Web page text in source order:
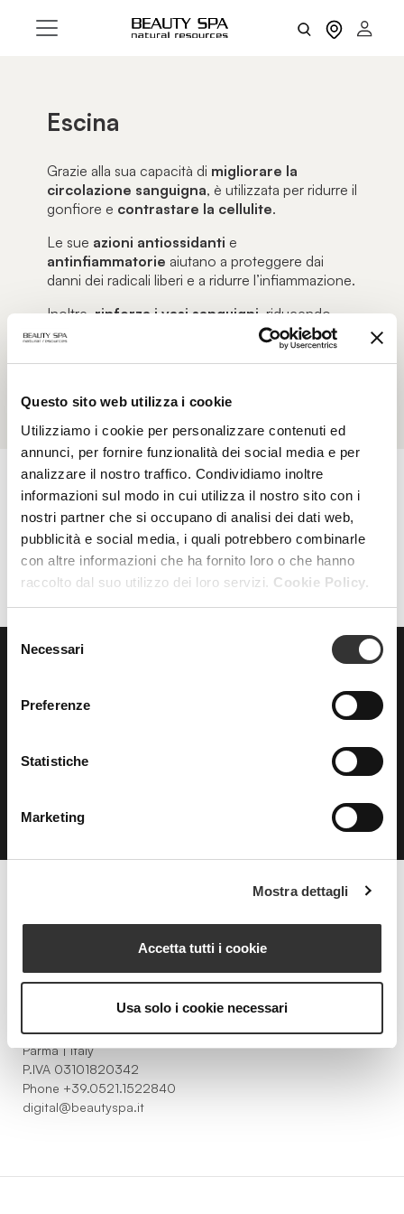
Questo sito web utilizza i cookie
Utilizziamo i cookie per personalizzare contenuti ed
annunci, per fornire funzionalità dei social media e per
analizzare il nostro traffico. Condividiamo inoltre
informazioni sul modo in cui utilizza il nostro sito con i
nostri partner che si occupano di analisi dei dati web,
pubblicità e social media, i quali potrebbero combinarle
con altre informazioni che ha fornito loro o che hanno
raccolto dal suo utilizzo dei loro servizi. Cookie Policy.
Selezione
delNecessari
Preferenze
Statistiche
Marketing
Mostra dettagli
Accetta tutti i cookie
Usa solo i cookie necessari
Escina
Grazie alla sua capacità di migliorare la
circolazione sanguigna, è utilizzata per ridurre il
gonfiore e contrastare la cellulite.
Le sue azioni antiossidanti e
antinfiammatorie aiutano a proteggere dai
danni dei radicali liberi e a ridurre l’infiammazione.
Inoltre,rinforza i vasi sanguigni, riducendo
rossori e capillari dilatati, e
agisce come
cutaneo, specialmente nelle zone
FILTRI AZZERA FILTRI
ISCRIVITI
NEWSLETTER
Strada della Pace, 29, Mezzani
43058 Sorbolo Mezzani
Parma | Italy
P.IVA 03101820342
Phone +39.0521.1522840
digital@beautyspa.it